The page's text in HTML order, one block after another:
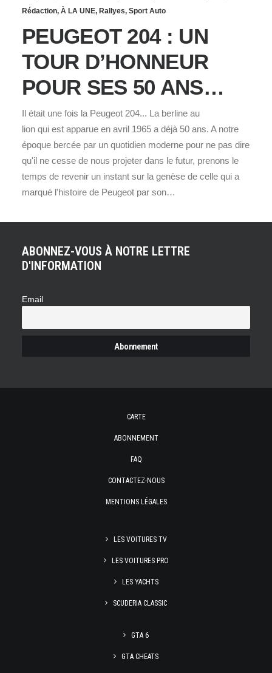
Rédaction, À LA UNE, Rallyes, Sport Auto
PEUGEOT 204 : UN
TOUR D’HONNEUR
POUR SES 50 ANS…
Il était une fois la Peugeot 204... La berline au
lion qui est apparue en avril 1965 a déjà 50 ans. A notre
époque bercée par un quotidien moderne pour ne pas dire
qu'il ne cesse de nous projeter dans le futur, prenons le
temps de revenir un instant sur la genèse de celle qui a
marqué l'histoire de Peugeot par son…
ABONNEZ-VOUS À NOTRE LETTRE
D'INFORMATION
Email
CARTE
ABONNEMENT
FAQ
CONTACTEZ-NOUS
MENTIONS LÉGALES
LES VOITURES TV
LES VOITURES PRO
LES YACHTS
SCUDERIA CLASSIC
GTA 6
GTA CHEATS